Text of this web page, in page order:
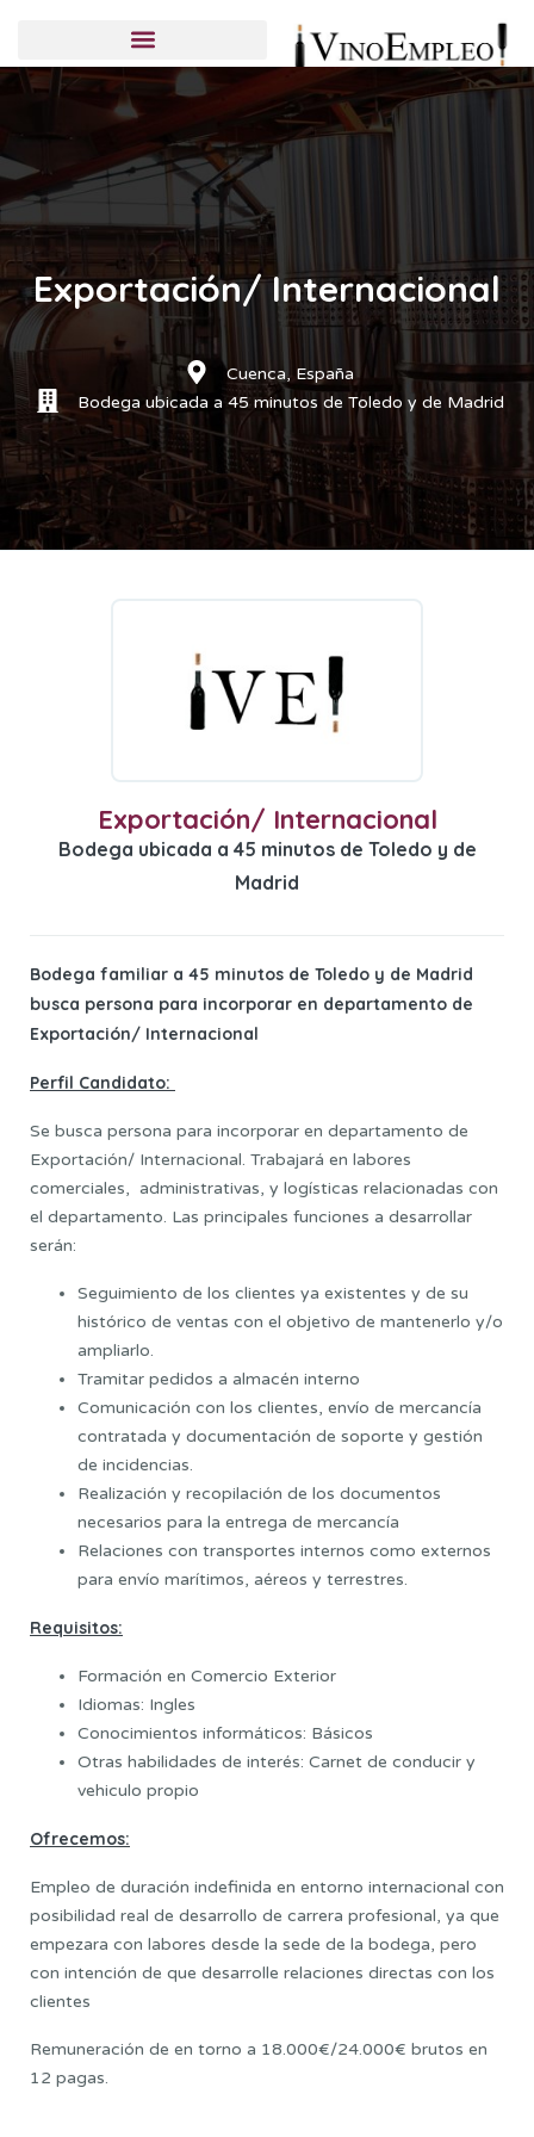
Candidatos Empresas Publicar una oferta
Exportación/ Internacional
Cuenca, España
Bodega ubicada a 45 minutos de Toledo y de Madrid
Exportación/ Internacional
Bodega ubicada a 45 minutos de Toledo y de
Madrid
Bodega familiar a 45 minutos de Toledo y de Madrid
busca persona para incorporar en departamento de
Exportación/ Internacional
Perfil Candidato:
Se busca persona para incorporar en departamento de
Exportación/ Internacional. Trabajará en labores
comerciales, administrativas, y logísticas relacionadas con
el departamento. Las principales funciones a desarrollar
serán:
Seguimiento de los clientes ya existentes y de su
histórico de ventas con el objetivo de mantenerlo y/o
ampliarlo.
Tramitar pedidos a almacén interno
Comunicación con los clientes, envío de mercancía
contratada y documentación de soporte y gestión
de incidencias.
Realización y recopilación de los documentos
necesarios para la entrega de mercancía
Relaciones con transportes internos como externos
para envío marítimos, aéreos y terrestres.
Requisitos:
Formación en Comercio Exterior
Idiomas: Ingles
Conocimientos informáticos: Básicos
Otras habilidades de interés: Carnet de conducir y
vehiculo propio
Ofrecemos:
Empleo de duración indefinida en entorno internacional con
posibilidad real de desarrollo de carrera profesional, ya que
empezara con labores desde la sede de la bodega, pero
con intención de que desarrolle relaciones directas con los
clientes
Remuneración de en torno a 18.000€/24.000€ brutos en
12 pagas.